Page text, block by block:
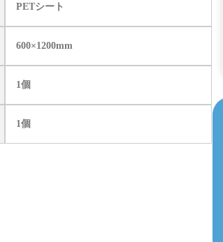
PETシート
600×1200mm
1個
1個